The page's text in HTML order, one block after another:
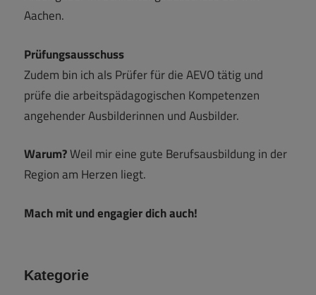
Aachen.
Prüfungsausschuss
Zudem bin ich als Prüfer für die AEVO tätig und
prüfe die arbeitspädagogischen Kompetenzen
angehender Ausbilderinnen und Ausbilder.
Warum?Weil mir eine gute Berufsausbildung in der
Region am Herzen liegt.
Mach mit und engagier dich auch!
Kategorie